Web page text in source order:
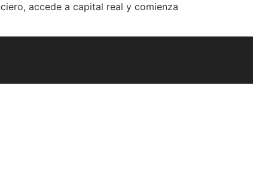
accede a capital real y comienza